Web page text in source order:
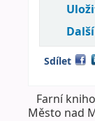
Sdílet
Farní
Město nad